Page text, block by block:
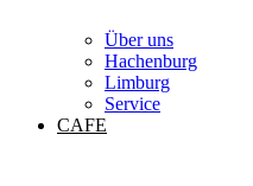
Über uns
Hachenburg
Limburg
Service
CAFE